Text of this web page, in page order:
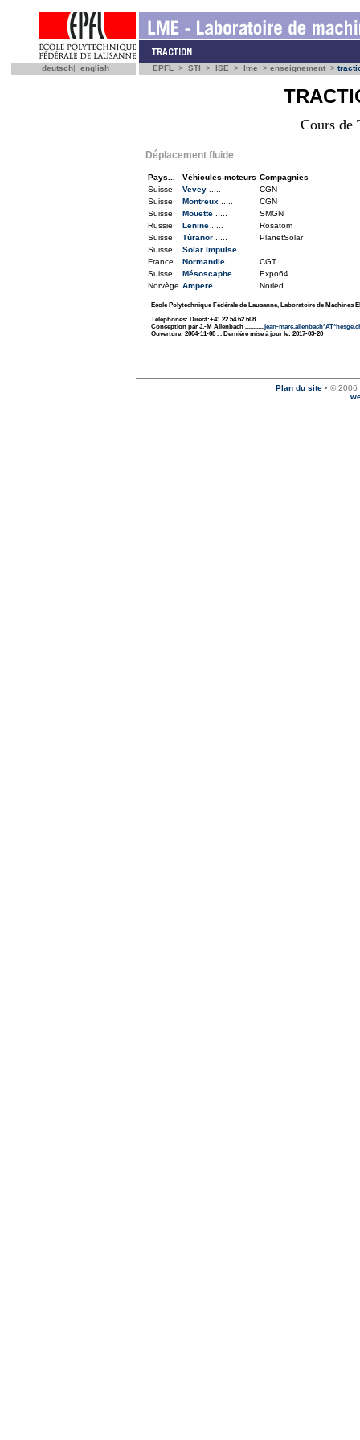
deutsch| english EPFL > STI > ISE > lme > enseignement >
Cours de
Déplacement fluide
Pays... Véhicules-moteurs Compagnies
Suisse
Vevey
CGN
Suisse
Montreux
CGN
Suisse
Mouette
SMGN
Russie
Lenine
Rosatom
Suisse
Tûranor
PlanetSolar
Suisse
Solar Impulse
France
Normandie
CGT
Suisse
Mésoscaphe
Expo64
Norvège Ampere Norled
Ecole Polytechnique Fédérale de Lausanne, Laboratoire de Machines
Téléphones: Direct:+41 22 54 62 608 ........
Conception par J.-M Allenbach ............jean-
Ouverture: 2004-11-08 . . Dernière mise à jour le: 2017-03-20
Plan du site• © 2006